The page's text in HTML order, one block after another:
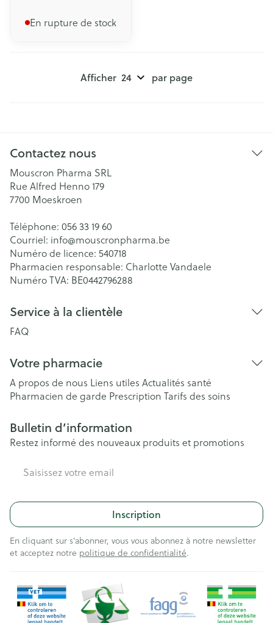
En rupture de stock
Afficher par page
Contactez nous
Mouscron Pharma SRL
Rue Alfred Henno 179
7700 Moeskroen
Téléphone: 056 33 19 60
Courriel: info@mouscronpharma.be
Numéro de licence: 540718
Pharmacien responsable: Charlotte Vandaele
Numéro TVA: BE0442796288
Service à la clientèle
FAQ
Votre pharmacie
A propos de nous Liens utiles Actualités santé
Pharmacien de garde Prescription Tarifs des soins
Bulletin d’information
Restez informé des nouveaux produits et promotions
Inscription
En cliquant sur s'abonner, vous vous abonnez à notre newsletter
et acceptez notre politique de confidentialité.